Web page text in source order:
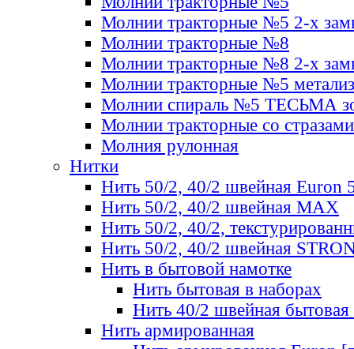
Молнии тракторные №5 2-х
Молнии тракторные №8
Молнии тракторные №8 2-х
Молнии тракторные №5
Молнии спираль №5 ТЕСЬМА
Молнии тракторные со стразами
Молния рулонная
Нитки
Нить 50/2, 40/2 швейная Euron
Нить 50/2, 40/2 швейная МАХ
Нить 50/2, 40/2,
Нить 50/2, 40/2 швейная
Нить в бытовой намотке
Нить бытовая в наборах
Нить 40/2 швейная бытовая
Нить армированная